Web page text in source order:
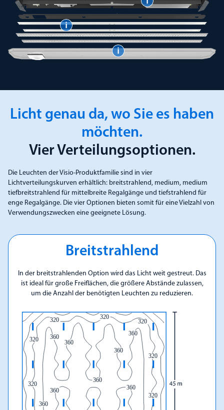
Licht genau da, wo Sie es haben
möchten.
Vier Verteilungsoptionen.
Die Leuchten der Visio-Produktfamilie sind in vier
Lichtverteilungskurven erhältlich: breitstrahlend, medium, medium
tiefbreitstrahlend für mittelbreite Regalgänge und tiefstrahlend für
enge Regalgänge. Die vier Optionen bieten somit für eine Vielzahl von
Verwendungszwecken eine geeignete Lösung.
Breitstrahlend
In der breitstrahlenden Option wird das Licht weit gestreut. Das
ist ideal für große Freiflächen, die größere Abstände zulassen,
um die Anzahl der benötigten Leuchten zu reduzieren.